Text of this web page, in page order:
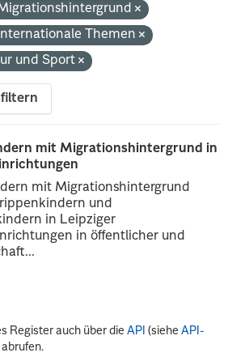
Internationale Themen
und Sport
filtern
mit Migrationshintergrund in
mit Migrationshintergrund
und
in Leipziger
in öffentlicher und
Register auch über dieAPI (sieheAPI-
abrufen.